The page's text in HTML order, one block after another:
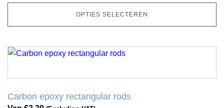
OPTIES SELECTEREN
op
productpagina
Carbon epoxy rectangular rods
Dit
heeft
variaties.